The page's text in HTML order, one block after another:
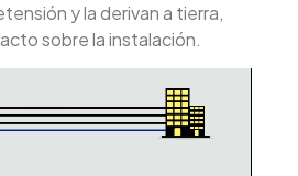
y la derivan a tierra,
sobre la instalación.